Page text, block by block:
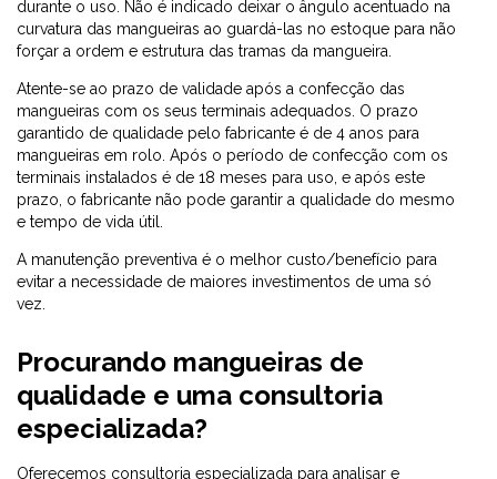
durante o uso. Não é indicado deixar o ângulo acentuado na
curvatura das mangueiras ao guardá-las no estoque para não
forçar a ordem e estrutura das tramas da mangueira.
Atente-se ao prazo de validade após a confecção das
mangueiras com os seus terminais adequados. O prazo
garantido de qualidade pelo fabricante é de 4 anos para
mangueiras em rolo. Após o período de confecção com os
terminais instalados é de 18 meses para uso, e após este
prazo, o fabricante não pode garantir a qualidade do mesmo
e tempo de vida útil.
A manutenção preventiva é o melhor custo/benefício para
evitar a necessidade de maiores investimentos de uma só
vez.
Procurando mangueiras de
qualidade e uma consultoria
especializada?
Oferecemos consultoria especializada para analisar e